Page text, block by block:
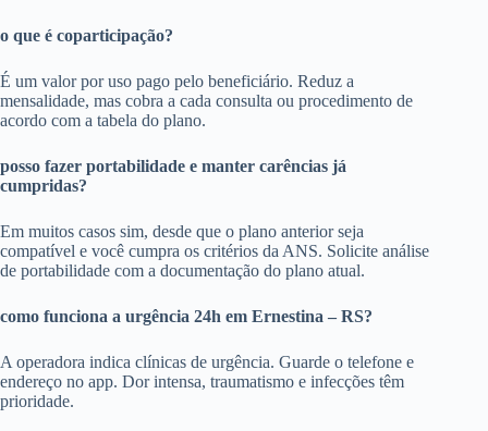
o que é coparticipação?
É um valor por uso pago pelo beneficiário. Reduz a
mensalidade, mas cobra a cada consulta ou procedimento de
acordo com a tabela do plano.
posso fazer portabilidade e manter carências já
cumpridas?
Em muitos casos sim, desde que o plano anterior seja
compatível e você cumpra os critérios da ANS. Solicite análise
de portabilidade com a documentação do plano atual.
como funciona a urgência 24h em Ernestina – RS?
A operadora indica clínicas de urgência. Guarde o telefone e
endereço no app. Dor intensa, traumatismo e infecções têm
prioridade.